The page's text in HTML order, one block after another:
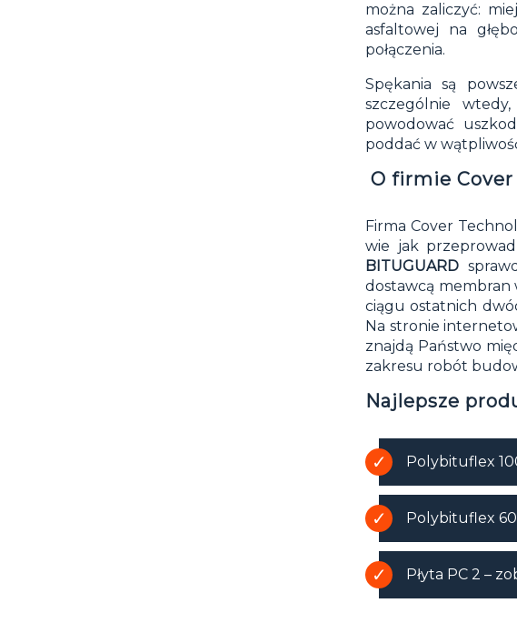
można zaliczyć:
asfaltowej na
połączenia.
Spękania są
szczególnie
powodować
poddać w
O firmie
Firma Cover
wie jak
BITUGUARD
dostawcą membran
ciągu ostatnich
Na stronie
znajdą Państwo
zakresu robót
Najlepsze
Polybituflex
Polybituflex
Płyta PC 2 –